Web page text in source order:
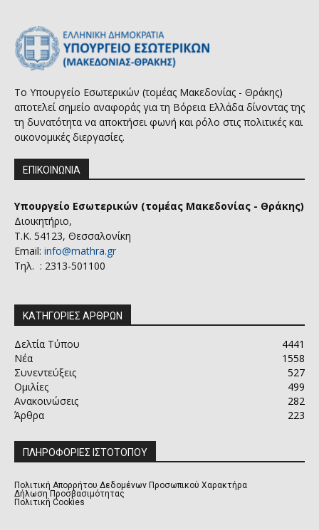
Το Υπουργείο Εσωτερικών (τομέας Μακεδονίας - Θράκης)
αποτελεί σημείο αναφοράς για τη Βόρεια Ελλάδα δίνοντας της
τη δυνατότητα να αποκτήσει φωνή και ρόλο στις πολιτικές και
οικονομικές διεργασίες.
ΕΠΙΚΟΙΝΩΝΙΑ
Υπουργείο Εσωτερικών (τομέας Μακεδονίας - Θράκης)
Διοικητήριο,
Τ.Κ. 54123, Θεσσαλονίκη
Email: info@mathra.gr
Τηλ. : 2313-501100
ΚΑΤΗΓΟΡΙΕΣ ΑΡΘΡΩΝ
Δελτία Τύπου
4441
Νέα
1558
Συνεντεύξεις
527
Ομιλίες
499
Ανακοινώσεις
282
Άρθρα
223
ΠΛΗΡΟΦΟΡΙΕΣ ΙΣΤΟΤΟΠΟΥ
Πολιτική Απορρήτου Δεδομένων Προσωπικού Χαρακτήρα
Δήλωση Προσβασιμότητας
Πολιτική Cookies